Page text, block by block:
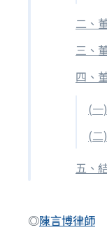
二、
三、
四、
(一
(二
五、
◎陳言博律師